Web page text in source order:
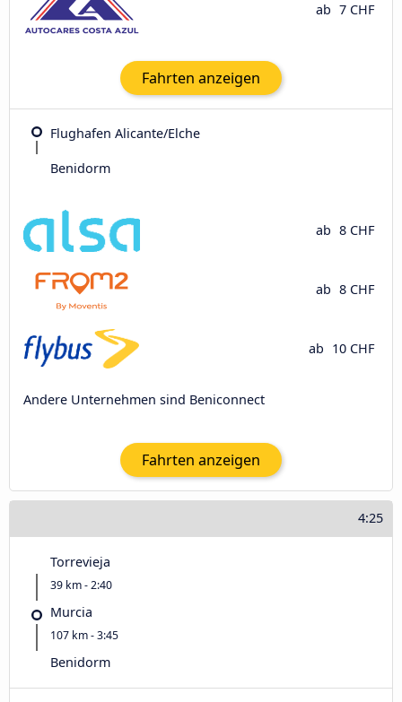
ab 7 CHF
Fahrten anzeigen
Flughafen Alicante/Elche
Benidorm
ab 8 CHF
ab 8 CHF
ab 10 CHF
Andere Unternehmen sind Beniconnect
Fahrten anzeigen
4:25
Torrevieja
39 km - 2:40
Murcia
107 km - 3:45
Benidorm